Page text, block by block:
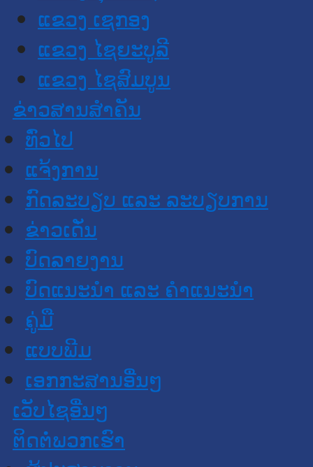
ແຂວງ ເຊກອງ
ແຂວງ ໄຊຍະບູລີ
ແຂວງ ໄຊສົມບູນ
ຂ່າວສານສໍາຄັນ
​ທົ່ວ​ໄປ
ແຈ້ງການ
ກົດລະບຽບ ແລະ ລະບຽບການ
ຂ່າວເດັ່ນ
ບົດລາຍງານ
ບົດແນະນໍາ ແລະ ຄໍາແນະນໍາ
ຄູ່ມື
ແບບພີມ
ເອກກະສານອື່ນໆ
ເວັບໄຊອື່ນໆ
ຕິດຕໍ່ພວກເຮົາ